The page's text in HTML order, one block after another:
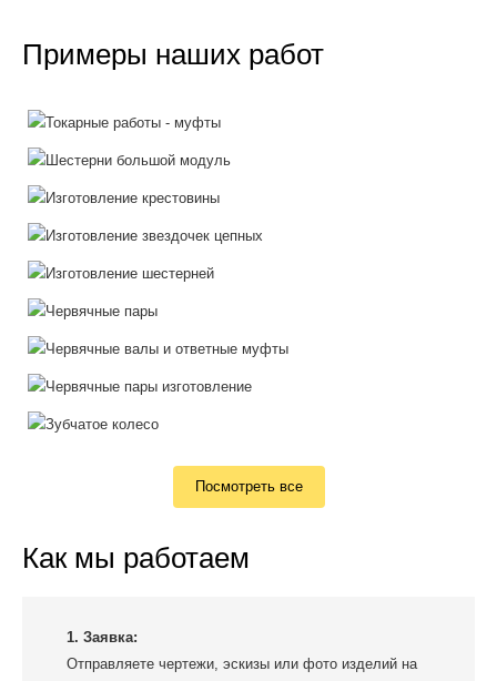
Примеры наших работ
Посмотреть все
Как мы работаем
1. Заявка:
Отправляете чертежи, эскизы или фото изделий на